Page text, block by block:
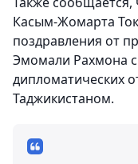
Касым-Жомарта
поздравления от
Эмомали Рахмона с
дипломатических
Таджикистаном.